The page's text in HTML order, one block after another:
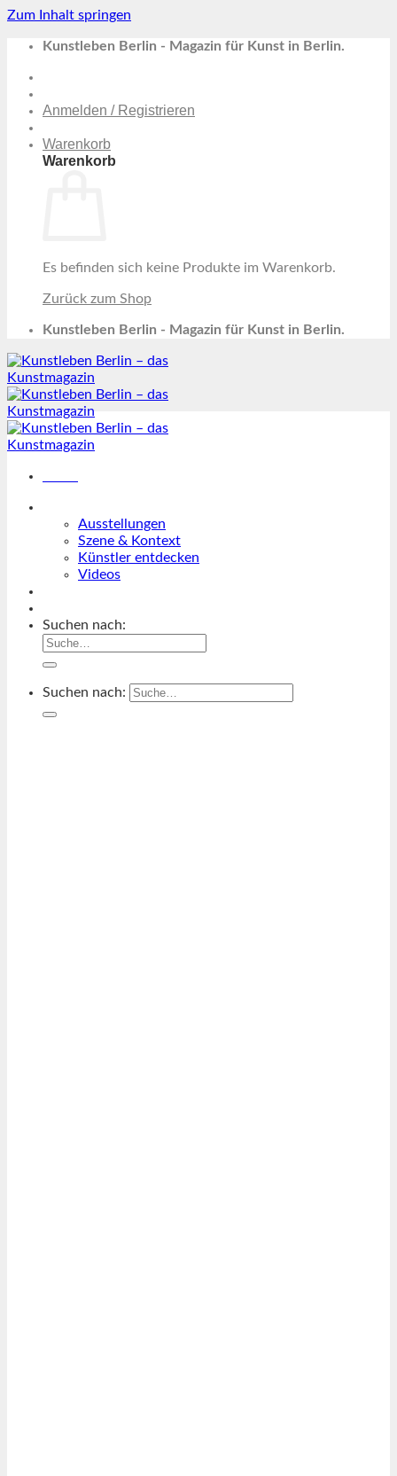
Zum Inhalt springen
Kunstleben Berlin - Magazin für Kunst in Berlin.
Anmelden / Registrieren
Warenkorb
Warenkorb
Es befinden sich keine Produkte im Warenkorb.
Zurück zum Shop
Kunstleben Berlin - Magazin für Kunst in Berlin.
Ausstellungen
Szene & Kontext
Künstler entdecken
Videos
Suchen nach:
Suchen nach: